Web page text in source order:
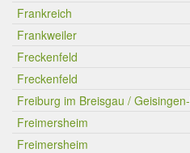
Frankreich
Frankweiler
Freckenfeld
Freckenfeld
Freiburg im Breisgau /
Freimersheim
Freimersheim